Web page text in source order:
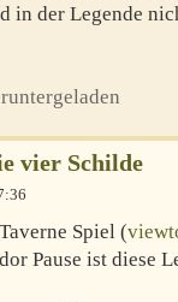
in der Legende
vier Schilde
Spiel (
Pause ist diese